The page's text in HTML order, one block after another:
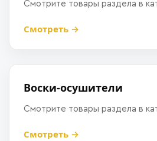
Смотрите товары раздела в
Смотреть →
Воски-осушители
Смотрите товары раздела в
Смотреть →